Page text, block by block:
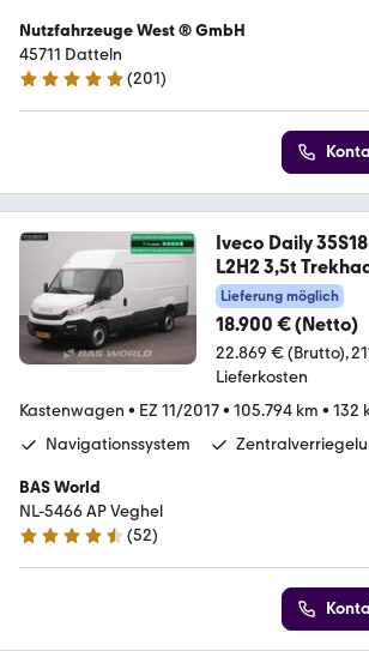
Nutzfahrzeuge West ® GmbH
45711 Datteln
4.9 Sterne
(201)
Iveco Daily
L2H2 3,5t
Lieferung möglich
18.900 € (Netto)
22.869 € (Brutto)
Lieferkosten
Kastenwagen • EZ 11/2017• 105.794 km • 132
Navigationssystem
BAS World
NL-5466 AP Veghel
4.7 Sterne
(52)